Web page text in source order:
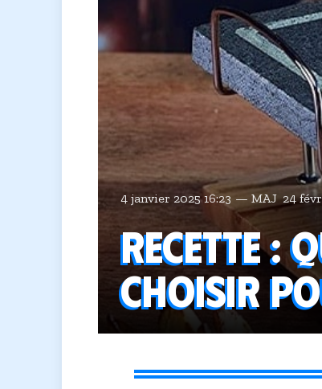
4 janvier 2025 16:23 MAJ 24
Recette :
choisir